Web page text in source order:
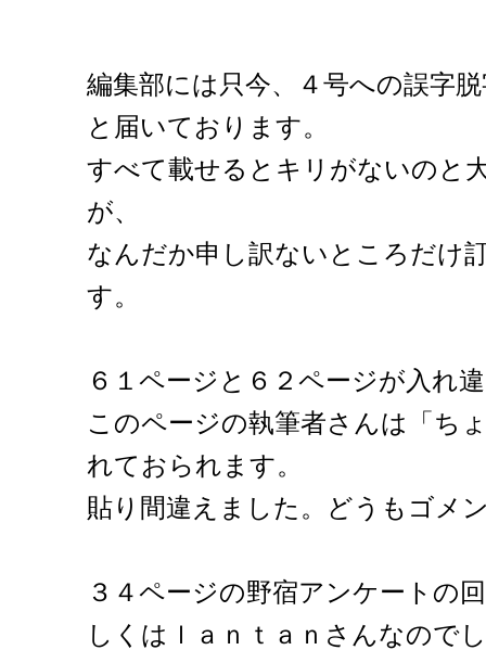
編集部には只今、４号への誤字
と届いております。
すべて載せるとキリがないのと
が、
なんだか申し訳ないところだけ
す。
６１ページと６２ページが入れ
このページの執筆者さんは「ち
れておられます。
貼り間違えました。どうもゴメ
３４ページの野宿アンケートの
しくはｌａｎｔａｎさんなので